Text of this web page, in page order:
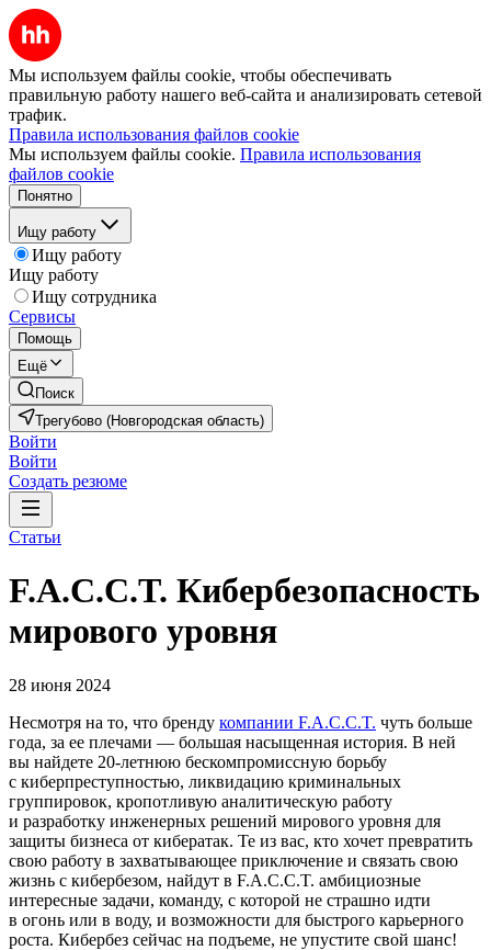
Мы используем файлы cookie, чтобы обеспечивать
правильную работу нашего веб-сайта и анализировать сетевой
трафик.
Правила использования файлов cookie
Мы используем файлы cookie. Правила использования
файлов cookie
Понятно
Ищу работу
Ищу работу
Ищу работу
Ищу сотрудника
Сервисы
Помощь
Ещё
Поиск
Трегубово (Новгородская область)
Войти
Войти
Создать резюме
Статьи
F.A.C.C.T. Кибербезопасность
мирового уровня
28 июня 2024
Несмотря на то, что бренду компании F.A.C.C.T. чуть больше
года, за ее плечами — большая насыщенная история. В ней
вы найдете 20‑летнюю бескомпромиссную борьбу
с киберпреступностью, ликвидацию криминальных
группировок, кропотливую аналитическую работу
и разработку инженерных решений мирового уровня для
защиты бизнеса от кибератак. Те из вас, кто хочет превратить
свою работу в захватывающее приключение и связать свою
жизнь с кибербезом, найдут в F.A.C.C.T. амбициозные
интересные задачи, команду, с которой не страшно идти
в огонь или в воду, и возможности для быстрого карьерного
роста. Кибербез сейчас на подъеме, не упустите свой шанс!